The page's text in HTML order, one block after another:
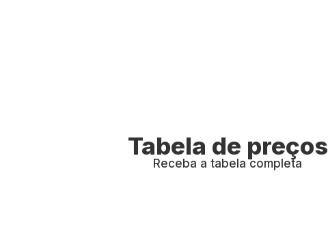
Tabela de preços
Receba a tabela completa